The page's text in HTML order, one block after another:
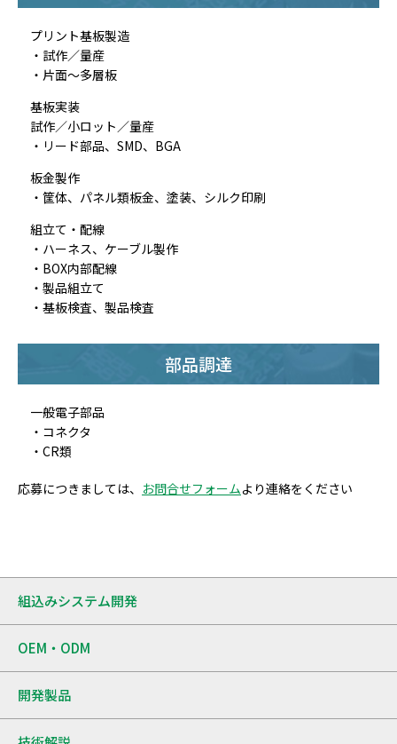
プリント基板製造
・試作／量産
・片面～多層板
基板実装
試作／小ロット／量産
・リード部品、SMD、BGA
板金製作
・筐体、パネル類板金、塗装、シルク印刷
組立て・配線
・ハーネス、ケーブル製作
・BOX内部配線
・製品組立て
・基板検査、製品検査
部品調達
一般電子部品
・コネクタ
・CR類
応募につきましては、 お問合せフォームより連絡をください
組込みシステム開発
OEM・ODM
開発製品